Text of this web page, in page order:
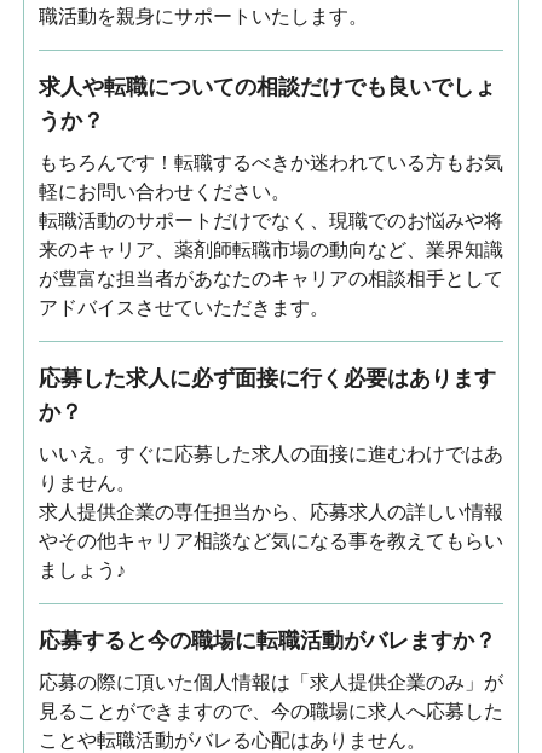
職活動を親身にサポートいたします。
求人や転職についての相談だけでも良いでしょ
うか？
もちろんです！転職するべきか迷われている方もお気
軽にお問い合わせください。
転職活動のサポートだけでなく、現職でのお悩みや将
来のキャリア、薬剤師転職市場の動向など、業界知識
が豊富な担当者があなたのキャリアの相談相手として
アドバイスさせていただきます。
応募した求人に必ず面接に行く必要はあります
か？
いいえ。すぐに応募した求人の面接に進むわけではあ
りません。
求人提供企業の専任担当から、応募求人の詳しい情報
やその他キャリア相談など気になる事を教えてもらい
ましょう♪
応募すると今の職場に転職活動がバレますか？
応募の際に頂いた個人情報は「求人提供企業のみ」が
見ることができますので、今の職場に求人へ応募した
ことや転職活動がバレる心配はありません。